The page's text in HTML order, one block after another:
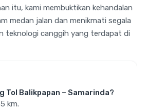
itu, kami membuktikan kehandalan
medan jalan dan menikmati segala
teknologi canggih yang terdapat di
Tol Balikpapan – Samarinda?
km.